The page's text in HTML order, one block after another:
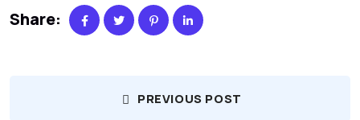
Share:
PREVIOUS POST